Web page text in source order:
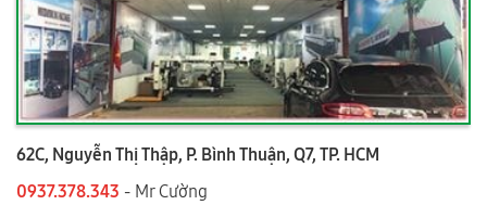
62C, Nguyễn Thị Thập, P. Bình Thuận, Q7, TP. HCM
0937.378.343 - Mr Cường